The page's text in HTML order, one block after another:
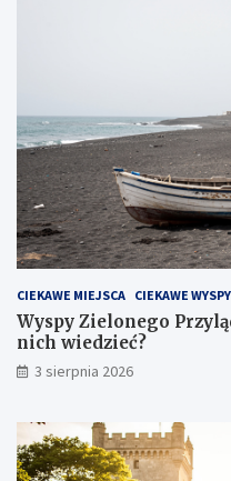
CIEKAWE MIEJSCA CIEKAWE WYSPY
Wyspy Zielonego
nich wiedzieć?
3 sierpnia 2026